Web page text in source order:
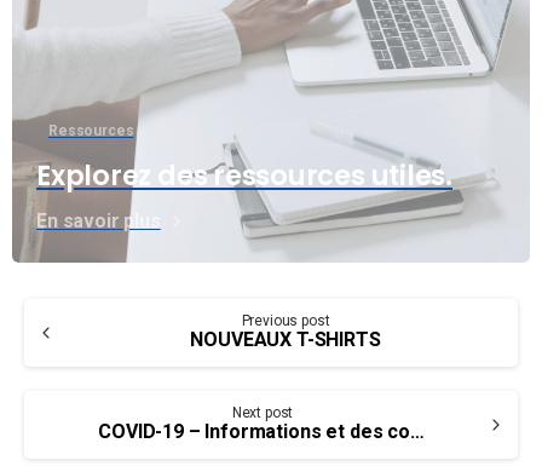
Ressources
Explorez des ressources utiles.
En savoir plus
Reading
Previous post
NOUVEAUX T-SHIRTS
Next post
COVID-19 – Informations et des conseils pour les employé(e)s au Canada